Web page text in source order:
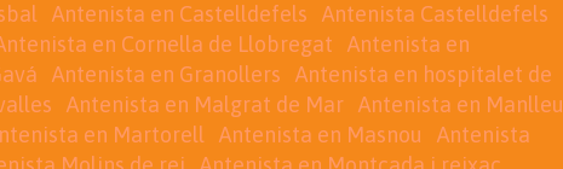
Antenista en Castelldefels
Antenista Castelldefels
en Cornella de Llobregat
Antenista en
Antenista en Granollers
Antenista en hospitalet de
Antenista en Malgrat de Mar Antenista en Manlleu
en Martorell Antenista en Masnou
Antenista